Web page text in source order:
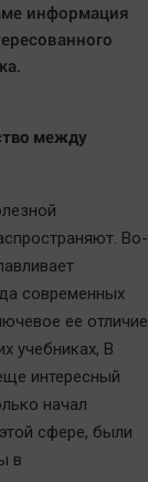
информация
между
Во-
современных
ее отличие
учебниках, В
интересный
начал
сфере, были
в